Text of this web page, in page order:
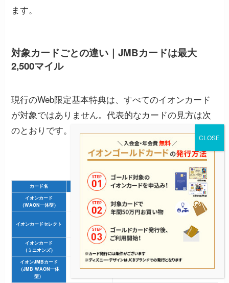
ます。
対象カードごとの違い｜JMBカードは最大
2,500マイル
現行のWeb限定基本特典は、すべてのイオンカード
が対象ではありません。代表的なカードの見方は次
のとおりです。
スクロールできます
カード名 特典の扱い
特徴・注意点
イオンカード
（WAON一体型）
最大5,000
WAON POINT
クレジット機能と電子マネーWAONが1枚にまとまっ
WAON POINTを受け取りたい方が比較しやすい代表
イオンカードセレクト
WAON POINT
イオン銀行キャッシュカード機能付きです
イオン銀行キャッシュカードやイオン銀行キャッシ
対象外です
イオンカード
（ミニオンズ）
最大5,000
WAON POINT
Web限定基本特典の対象です
イオンシネマの優待を重視する方
イオンJMBカード
（JMB WAON一体
型）